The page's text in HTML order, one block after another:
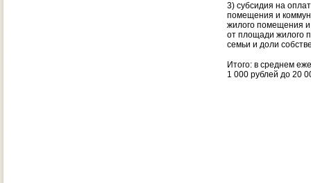
3) субсидия на
помещения и
жилого помещения и
от площади жилого
семьи и доли
Итого: в среднем
1 000 рублей до 20